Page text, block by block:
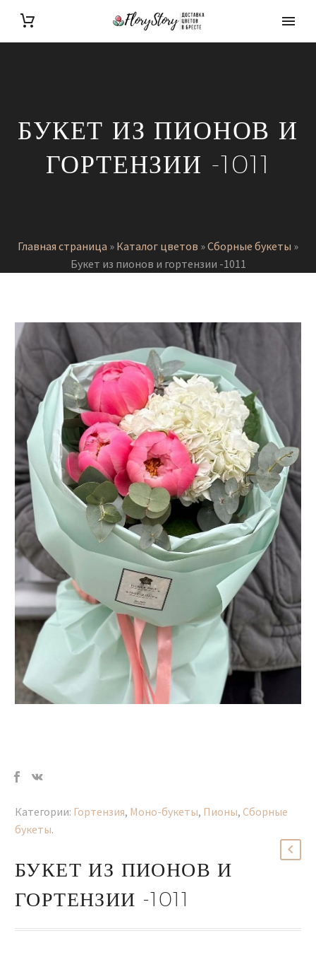
БУКЕТ ИЗ ПИОНОВ И
ГОРТЕНЗИИ -1011
Главная страница » Каталог цветов »Сборные букеты »
Букет из пионов и гортензии -1011
Категории: Гортензия, Моно-букеты, Пионы, Сборные
букеты.
БУКЕТ ИЗ ПИОНОВ И
ГОРТЕНЗИИ -1011